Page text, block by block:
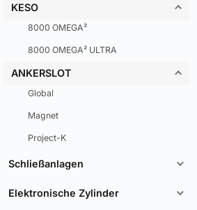
KESO
8000 OMEGA²
8000 OMEGA² ULTRA
ANKERSLOT
Global
Magnet
Project-K
Schließanlagen
Elektronische Zylinder